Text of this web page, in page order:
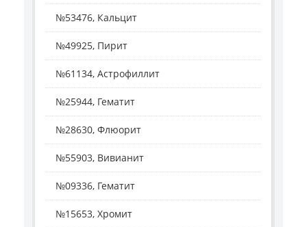
№53476, Кальцит
№49925, Пирит
№61134, Астрофиллит
№25944, Гематит
№28630, Флюорит
№55903, Вивианит
№09336, Гематит
№15653, Хромит